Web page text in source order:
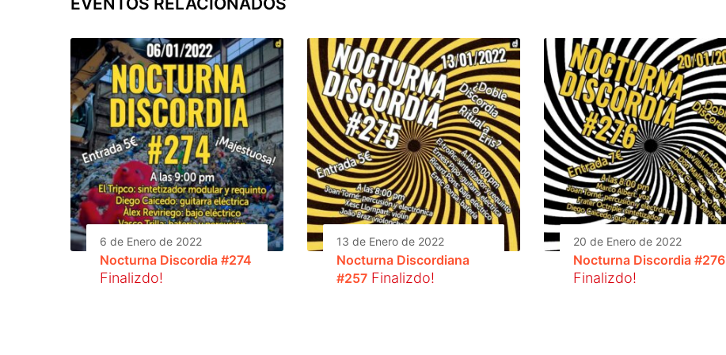
6 de Enero de 2022
Nocturna Discordia #274
Finalizdo!
13 de Enero de 2022
Nocturna Discordiana
#257 Finalizdo!
20 de Enero de 2022
Nocturna Discordia #276
Finalizdo!